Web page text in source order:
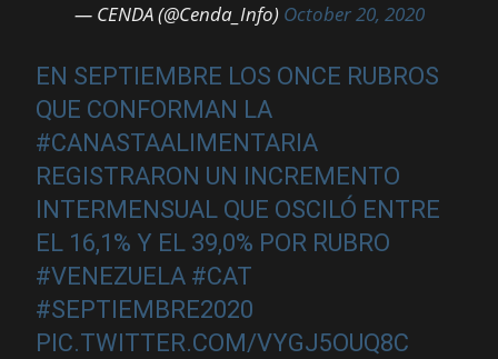
— CENDA (@Cenda_Info) October 20, 2020
EN SEPTIEMBRE LOS ONCE RUBROS
QUE CONFORMAN LA
#CANASTAALIMENTARIA
REGISTRARON UN INCREMENTO
INTERMENSUAL QUE OSCILÓ ENTRE
EL 16,1% Y EL 39,0% POR RUBRO
#VENEZUELA #CAT
#SEPTIEMBRE2020
PIC.TWITTER.COM/VYGJ5OUQ8C